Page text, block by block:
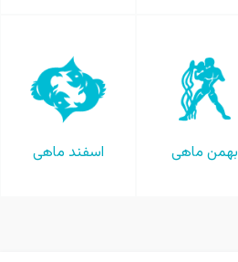
بهمن ماهی اسفند ماهی